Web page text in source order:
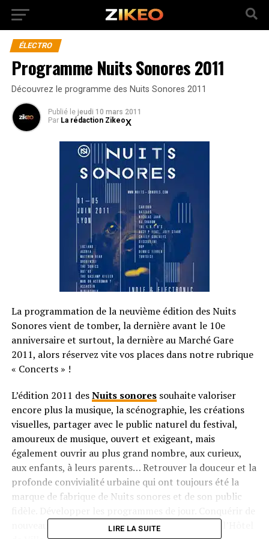
ÉLECTRO
Programme Nuits Sonores 2011
Découvrez le programme des Nuits Sonores 2011
Publié le jeudi 10 mars 2011
Par La rédaction Zikeo
La programmation de la neuvième édition des Nuits
Sonores vient de tomber, la dernière avant le 10e
anniversaire et surtout, la dernière au Marché Gare
2011, alors réservez vite vos places dans notre rubrique
« Concerts » !
L’édition 2011 desNuits sonoressouhaite valoriser
encore plus la musique, la scénographie, les créations
visuelles, partager avec le public naturel du festival,
amoureux de musique, ouvert et exigeant, mais
également ouvrir au plus grand nombre, aux curieux,
aux enfants, à leurs parents… Retrouver la douceur et la
profonde convivialité urbaine qui ont toujours été la
marque de fabrique de Nuits sonores et de son public
nouveaux lieux, de nouveaux écrins, notamment l’Hôtel
LIRE LA SUITE